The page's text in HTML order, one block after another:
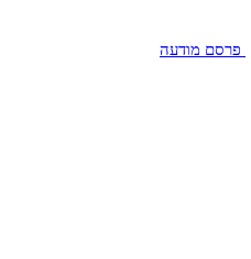
פרסם מודעה